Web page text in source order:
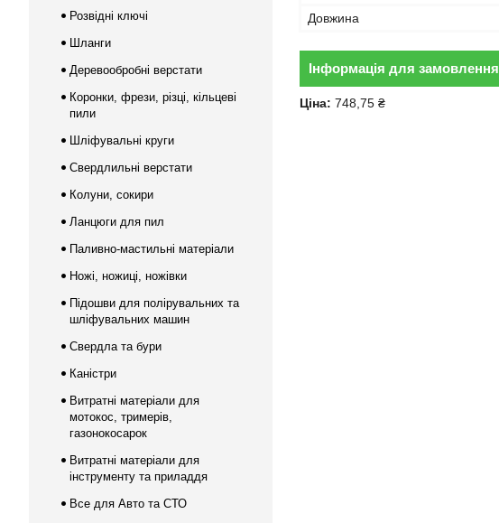
Довжина
Інформація для замовлення
Ціна: 748,75 ₴
Розвідні ключі
Шланги
Деревообробні верстати
Коронки, фрези, різці, кільцеві
пили
Шліфувальні круги
Свердлильні верстати
Колуни, сокири
Ланцюги для пил
Паливно-мастильні матеріали
Ножі, ножиці, ножівки
Підошви для полірувальних та
шліфувальних машин
Свердла та бури
Каністри
Витратні матеріали для
мотокос, тримерів,
газонокосарок
Витратні матеріали для
інструменту та приладдя
Все для Авто та СТО